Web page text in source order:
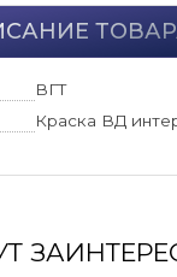
ВГТ
Краска ВД